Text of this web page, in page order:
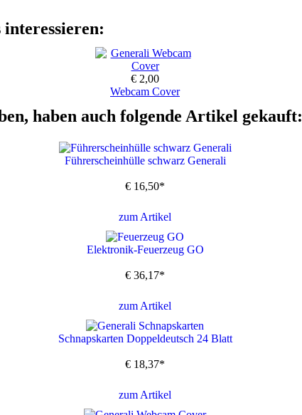
interessieren:
€ 2,00
Webcam Cover
haben auch folgende Artikel gekauft:
Führerscheinhülle schwarz Generali
€ 16,50*
zum Artikel
Elektronik-Feuerzeug GO
€ 36,17*
zum Artikel
Schnapskarten Doppeldeutsch 24 Blatt
€ 18,37*
zum Artikel